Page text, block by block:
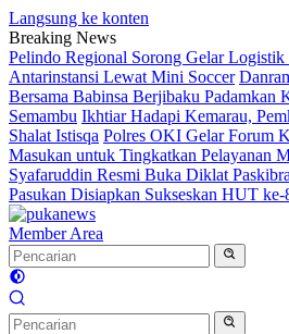
Langsung ke konten
Breaking News
Pelindo Regional Sorong Gelar
Antarinstansi Lewat Mini Soccer
Bersama Babinsa Berjibaku Padamkan
Semambu Ikhtiar Hadapi Kemarau,
Shalat Istisqa Polres OKI Gelar Forum
Masukan untuk Tingkatkan Pelayanan
Syafaruddin Resmi Buka Diklat
Pasukan Disiapkan Sukseskan HUT
Member Area